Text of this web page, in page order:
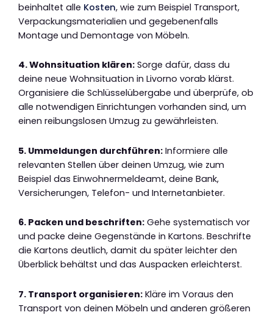
beinhaltet alle Kosten, wie zum Beispiel Transport,
Verpackungsmaterialien und gegebenenfalls
Montage und Demontage von Möbeln.
4. Wohnsituation klären: Sorge dafür, dass du
deine neue Wohnsituation in Livorno vorab klärst.
Organisiere die Schlüsselübergabe und überprüfe, ob
alle notwendigen Einrichtungen vorhanden sind, um
einen reibungslosen Umzug zu gewährleisten.
5. Ummeldungen durchführen: Informiere alle
relevanten Stellen über deinen Umzug, wie zum
Beispiel das Einwohnermeldeamt, deine Bank,
Versicherungen, Telefon- und Internetanbieter.
6. Packen und beschriften: Gehe systematisch vor
und packe deine Gegenstände in Kartons. Beschrifte
die Kartons deutlich, damit du später leichter den
Überblick behältst und das Auspacken erleichterst.
7. Transport organisieren: Kläre im Voraus den
Transport von deinen Möbeln und anderen größeren